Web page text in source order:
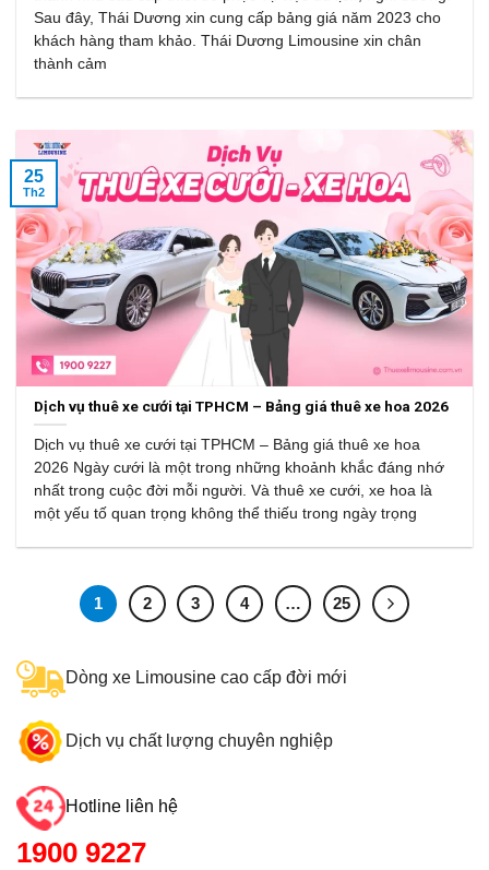
Sau đây, Thái Dương xin cung cấp bảng giá năm 2023 cho
khách hàng tham khảo. Thái Dương Limousine xin chân
thành cảm
Dịch vụ thuê xe cưới tại TPHCM – Bảng giá thuê xe hoa 2026
Dịch vụ thuê xe cưới tại TPHCM – Bảng giá thuê xe hoa
2026 Ngày cưới là một trong những khoảnh khắc đáng nhớ
nhất trong cuộc đời mỗi người. Và thuê xe cưới, xe hoa là
một yếu tố quan trọng không thể thiếu trong ngày trọng
25
Th2
1 2 3 4 … 25
Dòng xe Limousine cao cấp đời mới
Dịch vụ chất lượng chuyên nghiệp
Hotline liên hệ
1900 9227